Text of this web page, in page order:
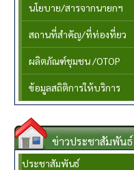
นโยบาย/สารจากนายกฯ
สถานที่สำคัญ/ที่ท่องที่ยว
ผลิตภัณฑ์ชุมชน /OTOP
ข้อมูลสถิติการให้บริการ
ข่าวประชาสัมพันธ์
ประชาสัมพันธ์